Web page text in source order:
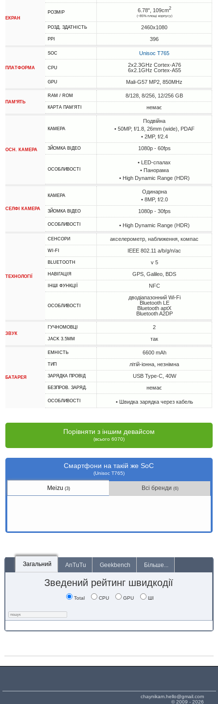
ЕКРАН
РОЗМІР 6.78", 109cm2
(~85% площі корпусу)
РОЗД. ЗДАТНІСТЬ 2460x1080
PPI 396
ПЛАТФОРМА
SOC Unisoc T765
CPU
2x2.3GHz Cortex-A76
6x2.1GHz Cortex-A55
GPU Mali-G57 MP2, 850MHz
ПАМ'ЯТЬ
RAM / ROM 8/128, 8/256, 12/256 GB
КАРТА ПАМ'ЯТІ немає
ОСН. КАМЕРА
КАМЕРА
Подвійна
• 50MP, f/1.8, 26mm (wide), PDAF
• 2MP, f/2.4
ЗЙОМКА ВІДЕО 1080p - 60fps
ОСОБЛИВОСТІ
• LED-спалах
• Панорама
• High Dynamic Range (HDR)
СЕЛФІ КАМЕРА
КАМЕРА
Одинарна
• 8MP, f/2.0
ЗЙОМКА ВІДЕО 1080p - 30fps
ОСОБЛИВОСТІ • High Dynamic Range (HDR)
ТЕХНОЛОГІЇ
СЕНСОРИ акселерометр, наближення, компас
WI-FI IEEE 802.11 a/b/g/n/ac
BLUETOOTH v 5
НАВІГАЦІЯ GPS, Galileo, BDS
ІНШІ ФУНКЦІЇ NFC
ОСОБЛИВОСТІ
дводіапазонний Wi-Fi
Bluetooth LE
Bluetooth aptX
Bluetooth A2DP
ЗВУК
ГУЧНОМОВЦІ 2
JACK 3.5MM так
БАТАРЕЯ
ЕМНІСТЬ 6600 mAh
ТИП літій-іонна, незнімна
ЗАРЯДКА ПРОВІД USB Type-C, 40W
БЕЗПРОВ. ЗАРЯД. немає
ОСОБЛИВОСТІ • Швидка зарядка через кабель
Порівняти з іншим девайсом
(всього 6070)
Смартфони на такій же SoC
(Unisoc T765)
Meizu (3) Всі бренди (6)
Загальний AnTuTu Geekbench Більше...
Зведений рейтинг швидкодії
Total CPU GPU ШІ
chaynikam.hello@gmail.com
© 2009 - 2026